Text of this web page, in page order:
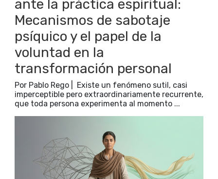
ante la práctica espiritual:
Mecanismos de sabotaje
psíquico y el papel de la
voluntad en la
transformación personal
Por Pablo Rego | Existe un fenómeno sutil, casi
imperceptible pero extraordinariamente recurrente,
que toda persona experimenta al momento ...